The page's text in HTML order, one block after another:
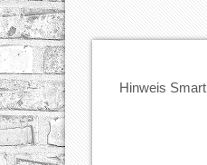
Hinweis